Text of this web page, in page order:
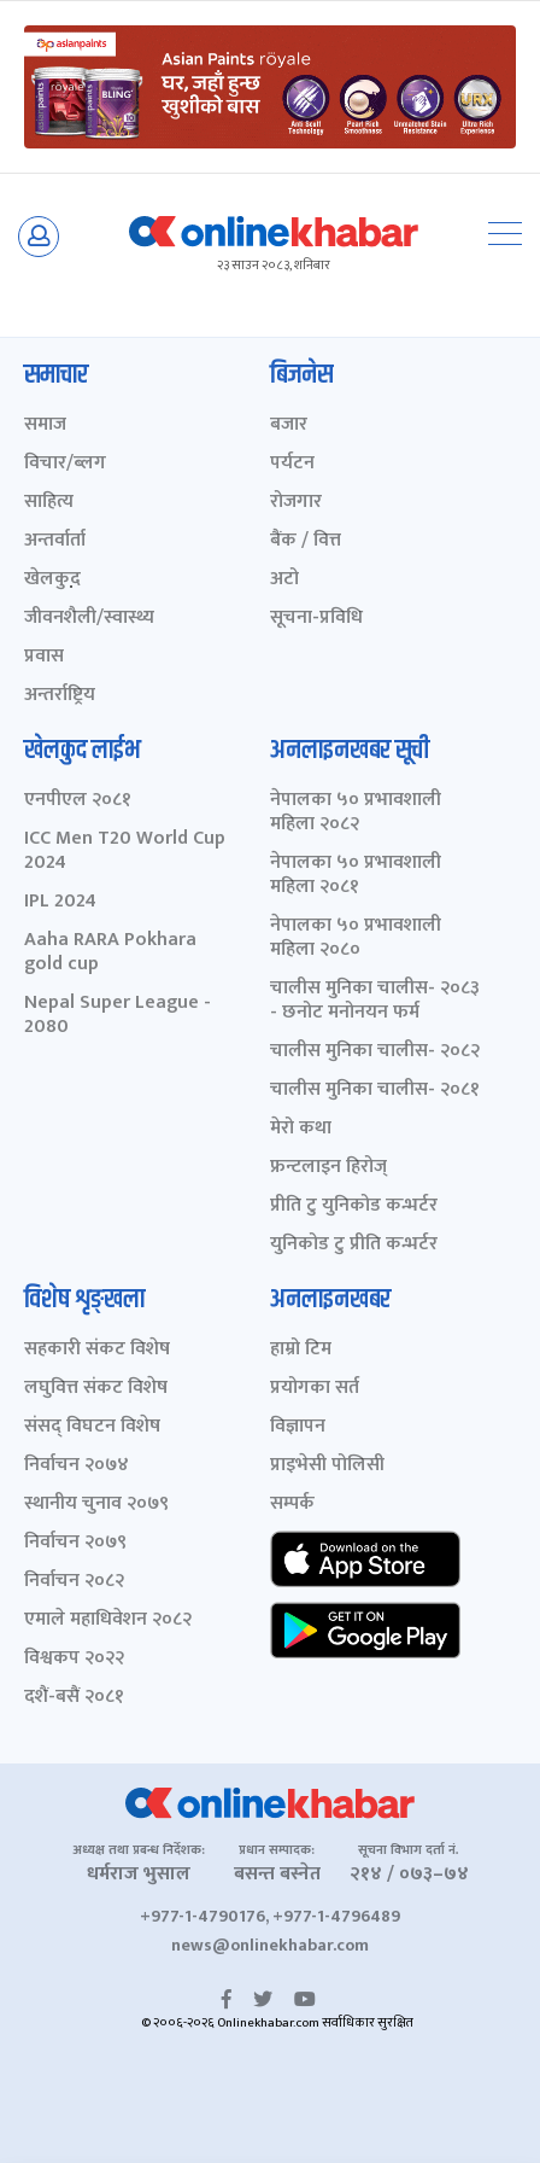
Skip
२३ साउन २०८३, शनिबार
समाचार
समाज
विचार/ब्लग
साहित्य
अन्तर्वार्ता
खेलकुद़़
जीवनशैली/स्वास्थ्य
प्रवास
अन्तर्राष्ट्रिय
बिजनेस
बजार
पर्यटन
रोजगार
बैंक / वित्त
अटो
सूचना-प्रविधि
खेलकुद लाईभ
एनपीएल २०८१
ICC Men T20 World Cup
2024
IPL 2024
Aaha RARA Pokhara
gold cup
Nepal Super League -
2080
अनलाइनखबर सूची
नेपालका ५० प्रभावशाली
महिला २०८२
नेपालका ५० प्रभावशाली
महिला २०८१
नेपालका ५० प्रभावशाली
महिला २०८०
चालीस मुनिका चालीस- २०८३
- छनोट मनोनयन फर्म
चालीस मुनिका चालीस- २०८२
चालीस मुनिका चालीस- २०८१
मेरो कथा
फ्रन्टलाइन हिरोज्
प्रीति टु युनिकोड कन्भर्टर
युनिकोड टु प्रीति कन्भर्टर
विशेष शृङ्खला
सहकारी संकट विशेष
लघुवित्त संकट विशेष
संसद् विघटन विशेष
निर्वाचन २०७४
स्थानीय चुनाव २०७९
निर्वाचन २०७९
निर्वाचन २०८२
एमाले महाधिवेशन २०८२
विश्वकप २०२२
दशैं-बसैं २०८१
अनलाइनखबर
हाम्रो टिम
प्रयोगका सर्त
विज्ञापन
प्राइभेसी पोलिसी
सम्पर्क
अध्यक्ष तथा प्रबन्ध निर्देशक:
धर्मराज भुसाल
प्रधान सम्पादक:
बसन्त बस्नेत
सूचना विभाग दर्ता नं.
२१४ / ०७३–७४
+977-1-4790176, +977-1-4796489
news@onlinekhabar.com
© २००६-२०२६ Onlinekhabar.com सर्वाधिकार सुरक्षित